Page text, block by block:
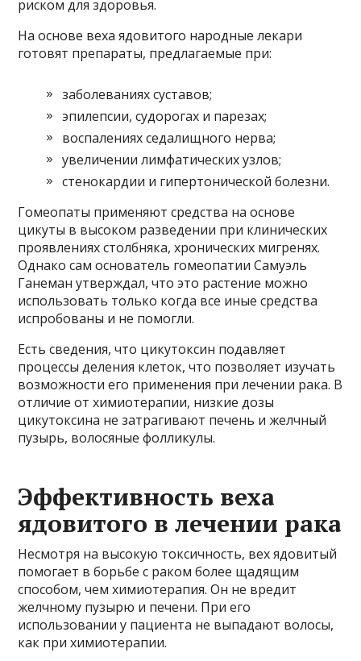
риском для здоровья.
На основе веха ядовитого народные лекари
готовят препараты, предлагаемые при:
заболеваниях суставов;
эпилепсии, судорогах и парезах;
воспалениях седалищного нерва;
увеличении лимфатических узлов;
стенокардии и гипертонической болезни.
Гомеопаты применяют средства на основе
цикуты в высоком разведении при клинических
проявлениях столбняка, хронических мигренях.
Однако сам основатель гомеопатии Самуэль
Ганеман утверждал, что это растение можно
использовать только когда все иные средства
испробованы и не помогли.
Есть сведения, что цикутоксин подавляет
процессы деления клеток, что позволяет изучать
возможности его применения при лечении рака. В
отличие от химиотерапии, низкие дозы
цикутоксина не затрагивают печень и желчный
пузырь, волосяные фолликулы.
Эффективность веха
ядовитого в лечении рака
Несмотря на высокую токсичность, вех ядовитый
помогает в борьбе с раком более щадящим
способом, чем химиотерапия. Он не вредит
желчному пузырю и печени. При его
использовании у пациента не выпадают волосы,
как при химиотерапии.